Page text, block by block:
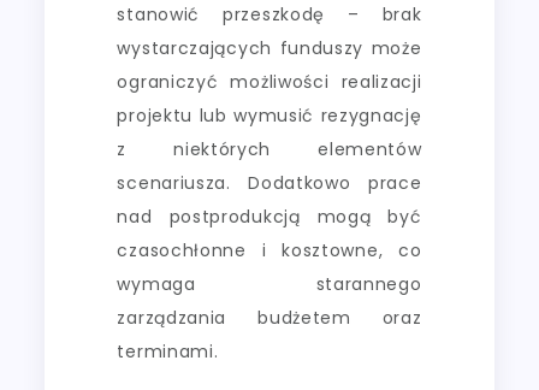
stanowić przeszkodę – brak
wystarczających funduszy może
ograniczyć możliwości realizacji
projektu lub wymusić rezygnację
z niektórych elementów
scenariusza. Dodatkowo prace
nad postprodukcją mogą być
czasochłonne i kosztowne, co
wymaga starannego
zarządzania budżetem oraz
terminami.